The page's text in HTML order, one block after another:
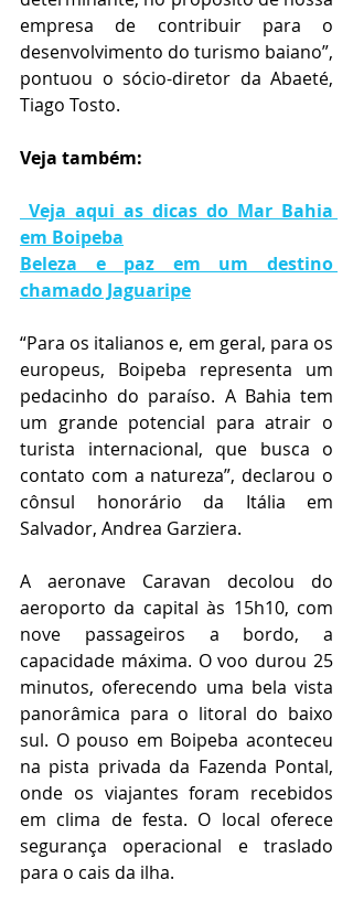
empresa de contribuir para o
desenvolvimento do turismo baiano”,
pontuou o sócio-diretor da Abaeté,
Tiago Tosto.
Veja também:
Veja aqui as dicas do Mar Bahia
em Boipeba
Beleza e paz em um destino
chamado Jaguaripe
“Para os italianos e, em geral, para os
europeus, Boipeba representa um
pedacinho do paraíso. A Bahia tem
um grande potencial para atrair o
turista internacional, que busca o
contato com a natureza”, declarou o
cônsul honorário da Itália em
Salvador, Andrea Garziera.
A aeronave Caravan decolou do
aeroporto da capital às 15h10, com
nove passageiros a bordo, a
capacidade máxima. O voo durou 25
minutos, oferecendo uma bela vista
panorâmica para o litoral do baixo
sul. O pouso em Boipeba aconteceu
na pista privada da Fazenda Pontal,
onde os viajantes foram recebidos
em clima de festa. O local oferece
segurança operacional e traslado
para o cais da ilha.